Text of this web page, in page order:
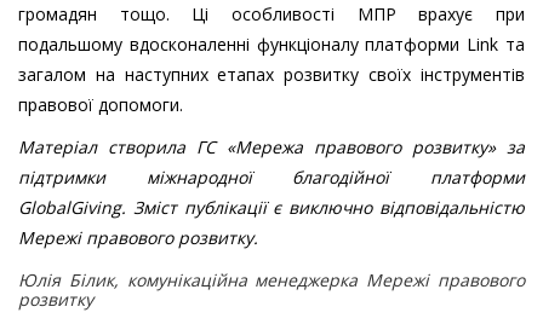
громадян тощо. Ці особливості МПР врахує при
подальшому вдосконаленні функціоналу платформи Link та
загалом на наступних етапах розвитку своїх інструментів
правової допомоги.
Матеріал створила ГС «Мережа правового розвитку» за
підтримки міжнародної благодійної платформи
GlobalGiving. Зміст публікації є виключно відповідальністю
Мережі правового розвитку.
Юлія Білик, комунікаційна менеджерка Мережі правового
розвитку